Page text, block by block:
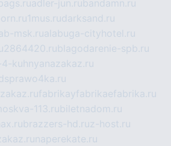
adler-jun.rubandamn.ru
1mus.rudarksand.ru
msk.rualabuga-cityhotel.ru
2864420.rublagodarenie-spb.ru
kuhnyanazakaz.ru
fabrikayfabrikaefabrika.ru
113.rubiletnadom.ru
brazzers-hd.ruz-host.ru
naperekate.ru